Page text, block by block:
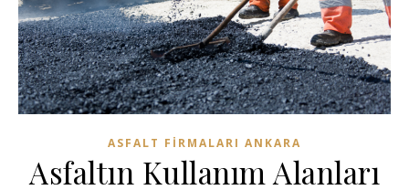
ASFALT FIRMALARI ANKARA
Asfaltın Kullanım Alanları